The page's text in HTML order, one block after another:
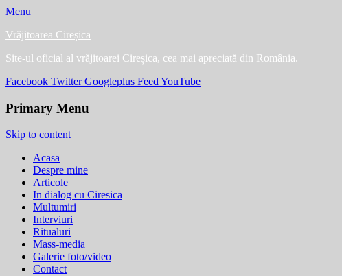
Menu
Vrăjitoarea Cireșica
Site-ul oficial al vrăjitoarei Cireșica, cea mai apreciată din România.
Facebook Twitter Googleplus Feed YouTube
Primary Menu
Skip to content
Acasa
Despre mine
Articole
In dialog cu Ciresica
Multumiri
Interviuri
Ritualuri
Mass-media
Galerie foto/video
Contact